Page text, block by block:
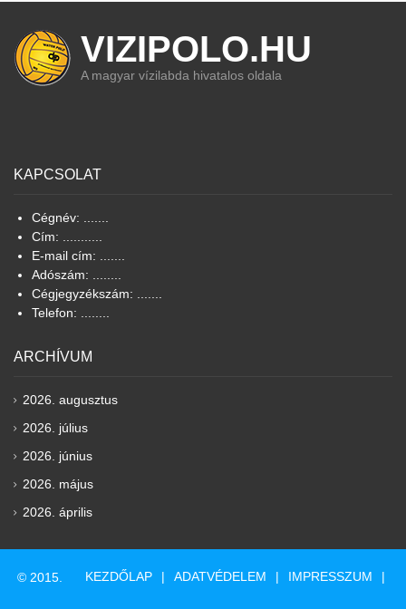
VIZIPOLO.HU
A magyar vízilabda hivatalos oldala
KAPCSOLAT
Cégnév: .......
Cím: ...........
E-mail cím: .......
Adószám: ........
Cégjegyzékszám: .......
Telefon: ........
ARCHÍVUM
2026. augusztus
2026. július
2026. június
2026. május
2026. április
© 2015. KEZDŐLAP ADATVÉDELEM IMPRESSZUM